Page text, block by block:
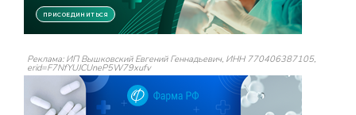
Реклама: ИП Вышковский Евгений Геннадьевич, ИНН 770406387105,
erid=F7NfYUJCUneP5W79xufv